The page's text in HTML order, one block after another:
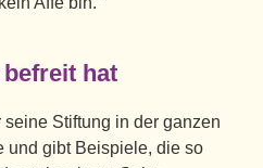
hat
Stiftung in der ganzen
und gibt Beispiele, die so